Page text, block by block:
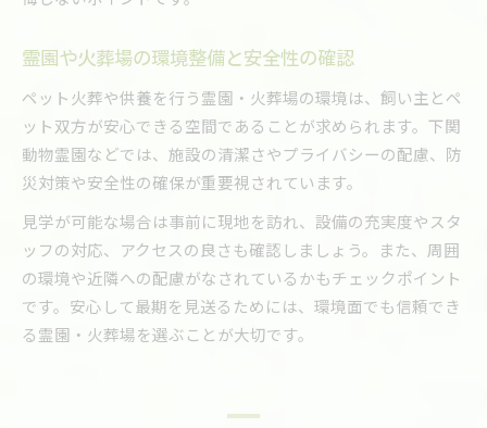
霊園や火葬場の環境整備と安全性の確認
ペット火葬や供養を行う霊園・火葬場の環境は、飼い主とペ
ット双方が安心できる空間であることが求められます。下関
動物霊園などでは、施設の清潔さやプライバシーの配慮、防
災対策や安全性の確保が重要視されています。
見学が可能な場合は事前に現地を訪れ、設備の充実度やスタ
ッフの対応、アクセスの良さも確認しましょう。また、周囲
の環境や近隣への配慮がなされているかもチェックポイント
です。安心して最期を見送るためには、環境面でも信頼でき
る霊園・火葬場を選ぶことが大切です。